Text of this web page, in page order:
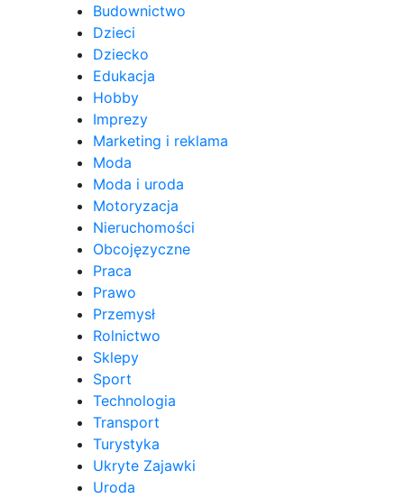
Budownictwo
Dzieci
Dziecko
Edukacja
Hobby
Imprezy
Marketing i reklama
Moda
Moda i uroda
Motoryzacja
Nieruchomości
Obcojęzyczne
Praca
Prawo
Przemysł
Rolnictwo
Sklepy
Sport
Technologia
Transport
Turystyka
Ukryte Zajawki
Uroda